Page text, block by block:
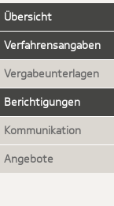
Übersicht
Verfahrensangaben
Vergabeunterlagen
Berichtigungen
Kommunikation
Angebote